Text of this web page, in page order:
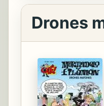
Drones